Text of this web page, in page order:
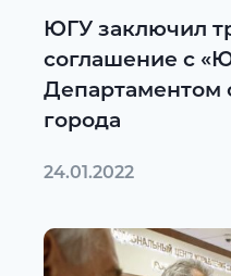
ЮГУ заключил
соглашение с
Департаментом
города
24.01.2022